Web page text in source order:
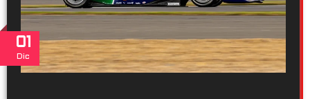
01
Dic